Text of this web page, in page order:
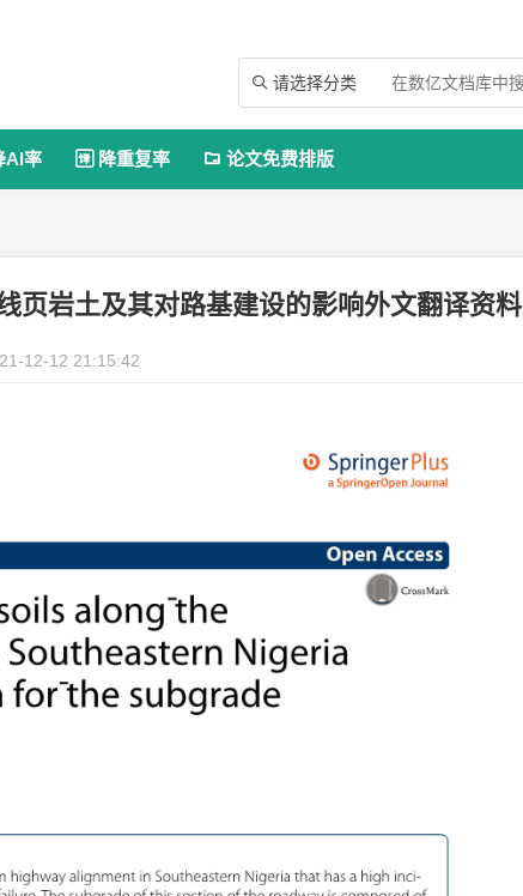
 请选择分类
AI率  降重复率  论文免费排版
页岩土及其对路基建设的影响外文翻译资料
12-12 21:15:42